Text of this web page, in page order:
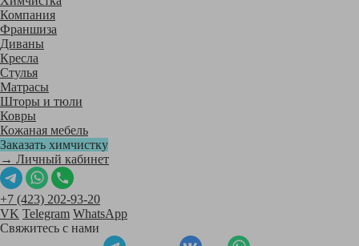
Компания
Франшиза
Диваны
Кресла
Стулья
Матрасы
Шторы и тюли
Ковры
Кожаная мебель
Заказать химчистку
→ Личный кабинет
+7 (423) 202-93-20
VK Telegram WhatsApp
Свяжитесь с нами